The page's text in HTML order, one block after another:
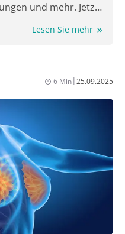
und mehr. Jetzt
Lesen Sie mehr
6 Min|25.09.2025